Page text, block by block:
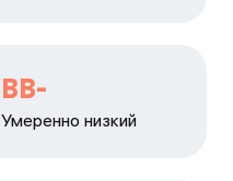
BB-
Умеренно низкий